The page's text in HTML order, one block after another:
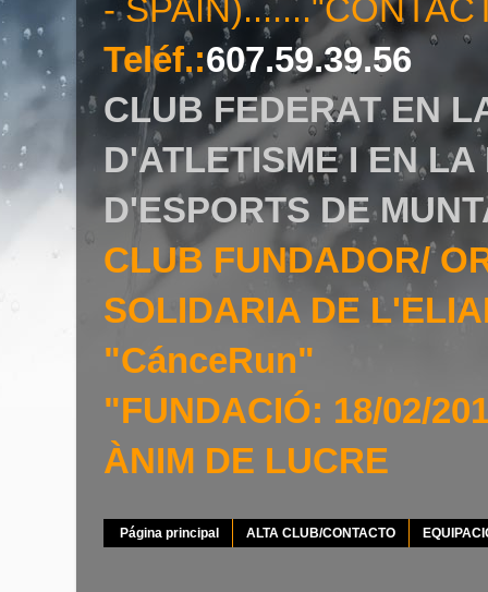
-
Teléf.:607.59.39.56
CLUB FEDERAT EN
D'ATLETISME I EN
D'ESPORTS DE
CLUB FUNDADOR/
SOLIDARIA DE
"CánceRun"
"FUNDACIÓ: 18/02/
ÀNIM DE LUCRE
Página principal ALTA CLUB/CONTACTO